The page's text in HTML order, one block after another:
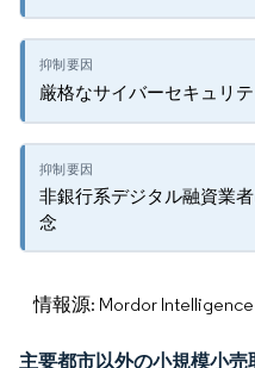
厳格なサイバーセキュリ
非銀行系デジタル融資業
念
情報源: Mordor Intelligence
主要都市以外の小規模小